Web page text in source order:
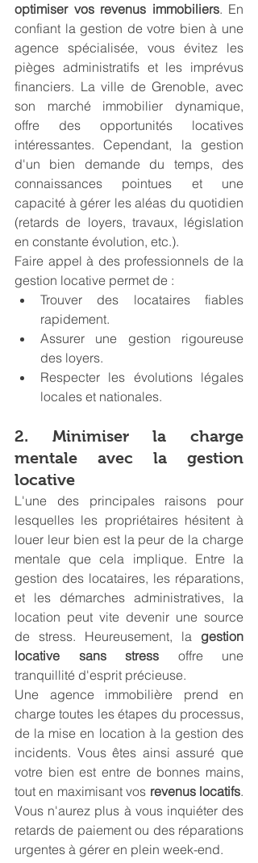
optimiser vos revenus immobiliers. En
confiant la gestion de votre bien à une
agence spécialisée, vous évitez les
pièges administratifs et les imprévus
financiers. La ville de Grenoble, avec
son marché immobilier dynamique,
offre des opportunités locatives
intéressantes. Cependant, la gestion
d'un bien demande du temps, des
connaissances pointues et une
capacité à gérer les aléas du quotidien
(retards de loyers, travaux, législation
en constante évolution, etc.).
Faire appel à des professionnels de la
gestion locative permet de :
Trouver des locataires fiables
rapidement.
Assurer une gestion rigoureuse
des loyers.
Respecter les évolutions légales
locales et nationales.
2. Minimiser la charge
mentale avec la gestion
locative
L'une des principales raisons pour
lesquelles les propriétaires hésitent à
louer leur bien est la peur de la charge
mentale que cela implique. Entre la
gestion des locataires, les réparations,
et les démarches administratives, la
location peut vite devenir une source
de stress. Heureusement, la gestion
locative sans stress offre une
tranquillité d'esprit précieuse.
Une agence immobilière prend en
charge toutes les étapes du processus,
de la mise en location à la gestion des
incidents. Vous êtes ainsi assuré que
votre bien est entre de bonnes mains,
tout en maximisant vos revenus locatifs.
Vous n'aurez plus à vous inquiéter des
retards de paiement ou des réparations
urgentes à gérer en plein week-end.